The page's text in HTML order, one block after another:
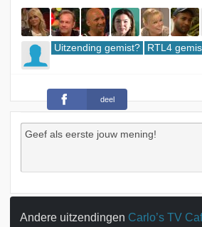
Uitzending gemist? RTL4
deel
Andere uitzendingen Carlo’s TV